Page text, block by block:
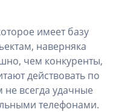
имеет базу
наверняка
чем конкуренты,
действовать по
не всегда удачные
телефонами.